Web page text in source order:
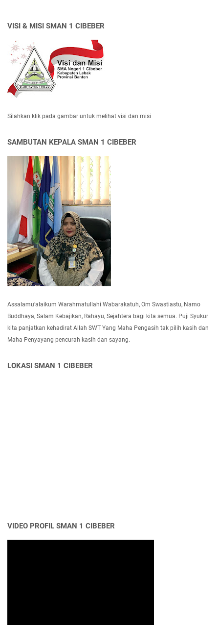
VISI & MISI SMAN 1 CIBEBER
Silahkan klik pada gambar untuk melihat visi dan misi
SAMBUTAN KEPALA SMAN 1 CIBEBER
Assalamu’alaikum Warahmatullahi Wabarakatuh, Om Swastiastu, Namo
Buddhaya, Salam Kebajikan, Rahayu, Sejahtera bagi kita semua. Puji Syukur
kita panjatkan kehadirat Allah SWT Yang Maha Pengasih tak pilih kasih dan
Maha Penyayang pencurah kasih dan sayang.
LOKASI SMAN 1 CIBEBER
VIDEO PROFIL SMAN 1 CIBEBER